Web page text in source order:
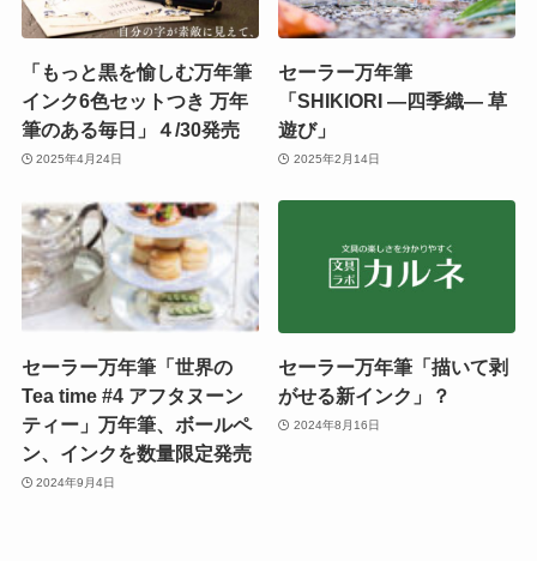
「もっと黒を愉しむ万年筆
インク6色セットつき 万年
筆のある毎日」４/30発売
2025年4月24日
セーラー万年筆
「SHIKIORI ―四季織― 草
遊び」
2025年2月14日
セーラー万年筆「世界の
Tea time #4 アフタヌーン
ティー」万年筆、ボールペ
ン、インクを数量限定発売
2024年9月4日
セーラー万年筆「描いて剥
がせる新インク」？
2024年8月16日